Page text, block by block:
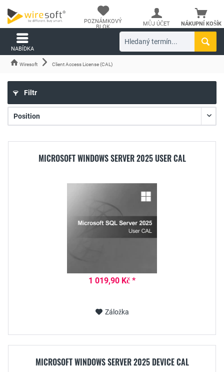
NÁKUPNÍ KOŠÍK
POZNÁMKOVÝ
BLOK
MŮJ ÚČET
NABÍDKA
Wiresoft Client Access License (CAL)
Filtr
MICROSOFT WINDOWS SERVER 2025 USER CAL
1 019,90 Kč *
Záložka
MICROSOFT WINDOWS SERVER 2025 DEVICE CAL